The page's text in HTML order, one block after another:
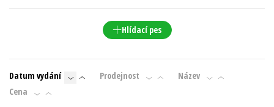
Hlídací pes
Datum vydání Prodejnost
Název
Cena